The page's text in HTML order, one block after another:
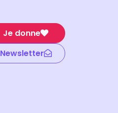
Je donne
Newsletter